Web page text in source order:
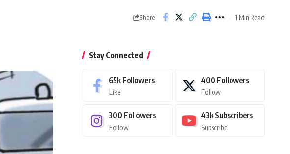
Share 1 Min Read
Stay Connected
65k Followers
Like
400 Followers
Follow
300 Followers
Follow
43k Subscribers
Subscribe